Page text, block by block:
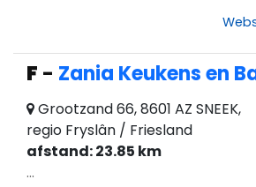
F - Zania Keukens en
Grootzand 66, 8601 AZ SNEEK,
regio Fryslân / Friesland
afstand: 23.85 km
...